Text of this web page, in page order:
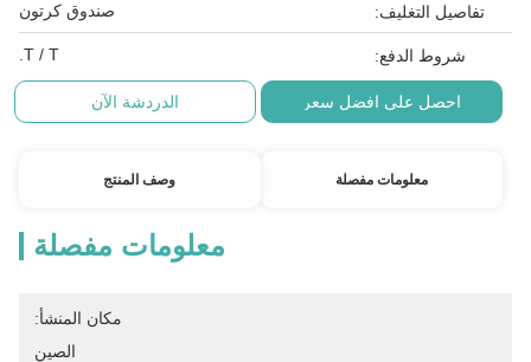
تفاصيل التغليف: صندوق كرتون
شروط الدفع: T / T.
احصل على افضل سعر الدردشة الآن
معلومات مفصلة وصف المنتج
معلومات مفصلة
مكان المنشأ:
الصين